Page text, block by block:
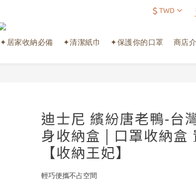
$ TWD
✦居家收納必備 ✦清潔紙巾 ✦保護你的口罩 商店
迪士尼 繽紛唐老鴨-台
身收納盒 | 口罩收納盒
【收納王妃】
輕巧便攜不占空間